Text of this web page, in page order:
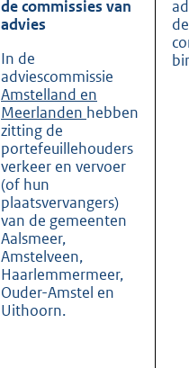
de commissies van
advies
In de
adviescommissie
Amstelland en
Meerlanden hebben
zitting de
portefeuillehouders
verkeer en vervoer
(of hun
plaatsvervangers)
van de gemeenten
Aalsmeer,
Amstelveen,
Haarlemmermeer,
Ouder-Amstel en
Uithoorn.